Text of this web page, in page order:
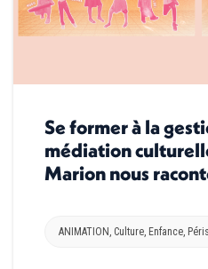
Se former à la
médiation
Marion nous
ANIMATION , Culture, Enfance,